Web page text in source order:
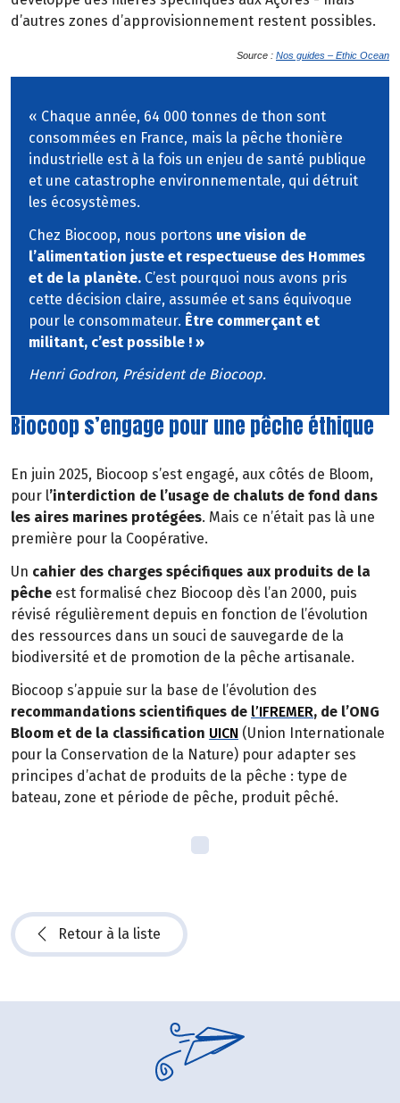
d’autres zones d’approvisionnement restent possibles.
Source : Nos guides – Ethic Ocean
« Chaque année, 64 000 tonnes de thon sont
consommées en France, mais la pêche thonière
industrielle est à la fois un enjeu de santé publique
et une catastrophe environnementale, qui détruit
les écosystèmes.
Chez Biocoop, nous portons une vision de
l’alimentation juste et respectueuse des Hommes
et de la planète. C’est pourquoi nous avons pris
cette décision claire, assumée et sans équivoque
pour le consommateur. Être commerçant et
militant, c’est possible ! »
Henri Godron, Président de Biocoop.
Biocoop s’engage pour une pêche éthique
En juin 2025, Biocoop s’est engagé, aux côtés de Bloom,
pour l’interdiction de l’usage de chaluts de fond dans
les aires marines protégées. Mais ce n’était pas là une
première pour la Coopérative.
Un cahier des charges spécifiques aux produits de la
pêche est formalisé chez Biocoop dès l’an 2000, puis
révisé régulièrement depuis en fonction de l’évolution
des ressources dans un souci de sauvegarde de la
biodiversité et de promotion de la pêche artisanale.
Biocoop s’appuie sur la base de l’évolution des
recommandations scientifiques de l’IFREMER, de l’ONG
Bloom et de la classification UICN (Union Internationale
pour la Conservation de la Nature) pour adapter ses
principes d’achat de produits de la pêche : type de
bateau, zone et période de pêche, produit pêché.
Retour à la liste